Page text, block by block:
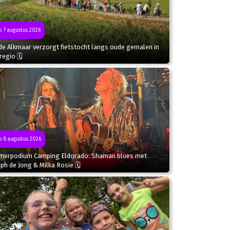
7 augustus 2026
Alkmaar verzorgt fietstocht langs oude gemalen in
🗓
8 augustus 2026
Camping Eldorado: Shaman blues met
de Jong & Milka Rosie 🗓